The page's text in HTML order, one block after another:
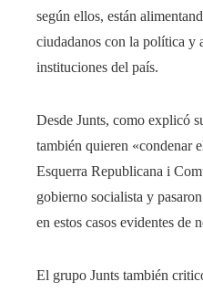
según ellos, están
ciudadanos con la política y
instituciones del país.
Desde Junts, como explicó
también quieren «condenar
Esquerra Republicana i
gobierno socialista y
en estos casos evidentes de
El grupo Junts también